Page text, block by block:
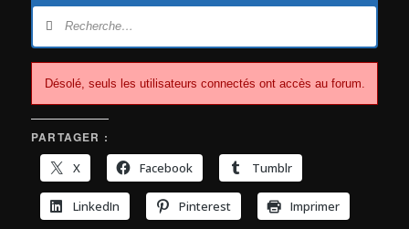
forum
Désolé, seuls les utilisateurs connectés ont accès au forum.
PARTAGER :
X
Facebook Tumblr
LinkedIn Pinterest Imprimer